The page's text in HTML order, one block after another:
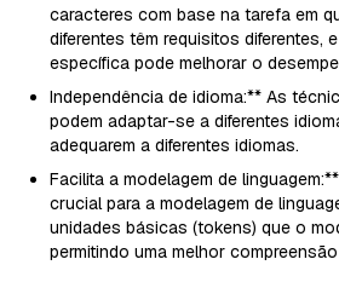
caracteres com base na tarefa em
diferentes têm requisitos diferentes,
específica pode melhorar o
Independência de idioma:** As
podem adaptar-se a diferentes
adequarem a diferentes idiomas.
Facilita a modelagem de
crucial para a modelagem de
unidades básicas (tokens) que o
permitindo uma melhor